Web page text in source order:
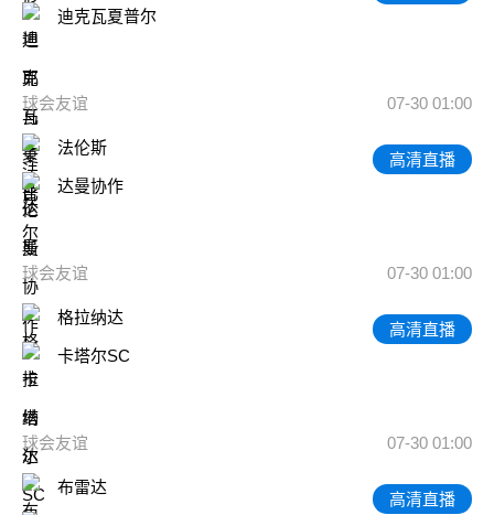
迪克瓦夏普尔
球会友谊 07-30 01:00
法伦斯
达曼协作
高清直播
球会友谊 07-30 01:00
格拉纳达
卡塔尔SC
高清直播
球会友谊 07-30 01:00
布雷达
高清直播